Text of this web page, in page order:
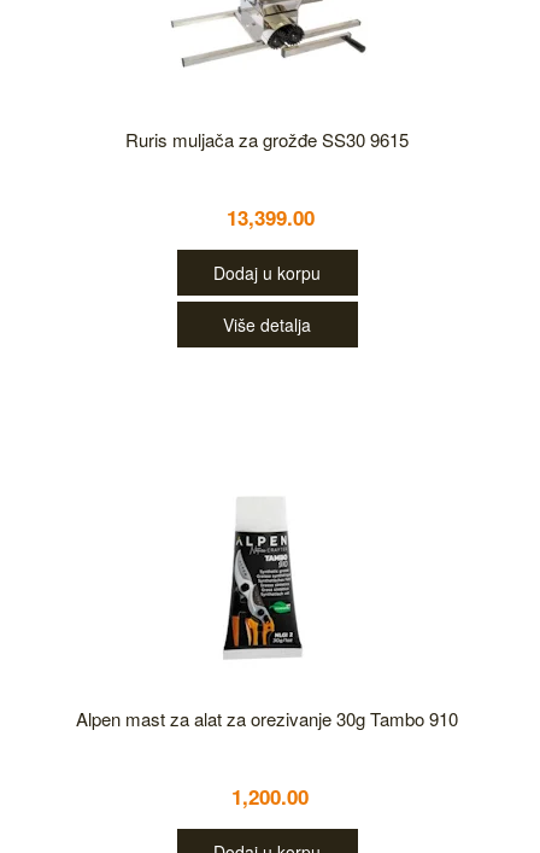
Ruris muljača za grožđe SS30 9615
13,399.00
Dodaj u korpu
Više detalja
Alpen mast za alat za orezivanje 30g Tambo 910
1,200.00